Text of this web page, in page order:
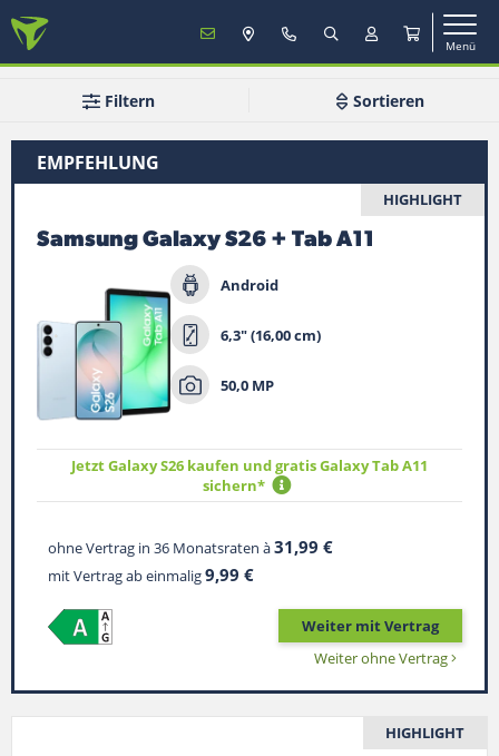
Menü
Mobilfunk
TV & Internet
Service
Mein Konto
Vertrag verlängern
Filtern Sortieren
EMPFEHLUNG
HIGHLIGHT
Samsung Galaxy S26 + Tab A11
Android
6,3" (16,00 cm)
50,0 MP
Jetzt Galaxy S26 kaufen und gratis Galaxy Tab A11
sichern*
ohne Vertrag in 36 Monatsraten à31,99 €
mit Vertrag ab einmalig9,99 €
Weiter mit Vertrag
Weiter ohne Vertrag
HIGHLIGHT